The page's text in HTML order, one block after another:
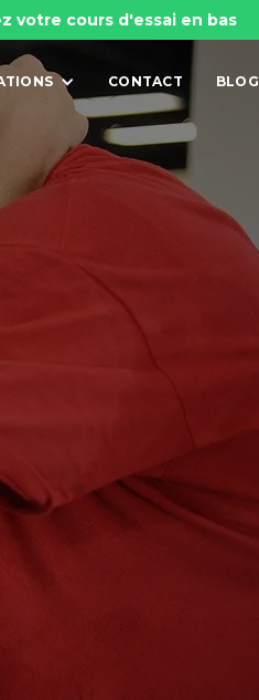
votre cours d'essai en bas
CONTACT BLOG